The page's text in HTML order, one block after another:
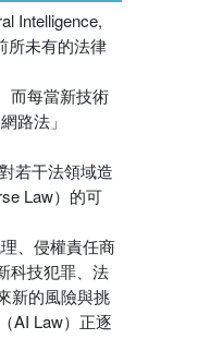
Intelligence,
所未有的法律
而每當新技術
路法」
若干法領域造
Law）的可
、侵權責任商
科技犯罪、法
新的風險與挑
AI Law）正逐